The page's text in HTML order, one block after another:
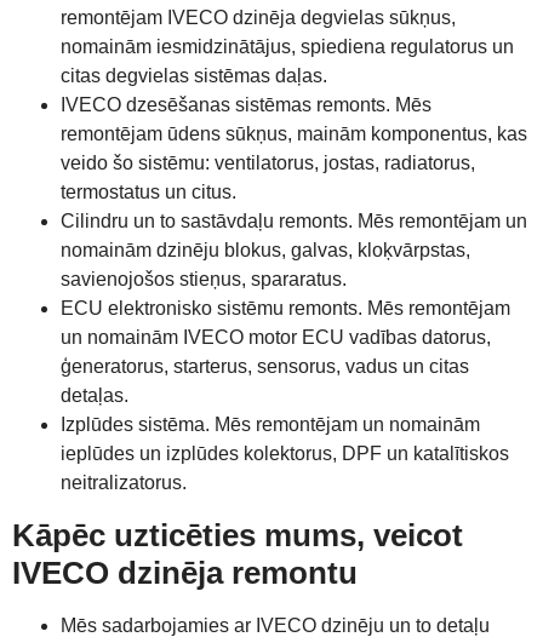
remontējam IVECO dzinēja degvielas sūkņus,
nomainām iesmidzinātājus, spiediena regulatorus un
citas degvielas sistēmas daļas.
IVECO dzesēšanas sistēmas remonts. Mēs
remontējam ūdens sūkņus, mainām komponentus, kas
veido šo sistēmu: ventilatorus, jostas, radiatorus,
termostatus un citus.
Cilindru un to sastāvdaļu remonts. Mēs remontējam un
nomainām dzinēju blokus, galvas, kloķvārpstas,
savienojošos stieņus, spararatus.
ECU elektronisko sistēmu remonts. Mēs remontējam
un nomainām IVECO motor ECU vadības datorus,
ģeneratorus, starterus, sensorus, vadus un citas
detaļas.
Izplūdes sistēma. Mēs remontējam un nomainām
ieplūdes un izplūdes kolektorus, DPF un katalītiskos
neitralizatorus.
Kāpēc uzticēties mums, veicot
IVECO dzinēja remontu
Mēs sadarbojamies ar IVECO dzinēju un to detaļu